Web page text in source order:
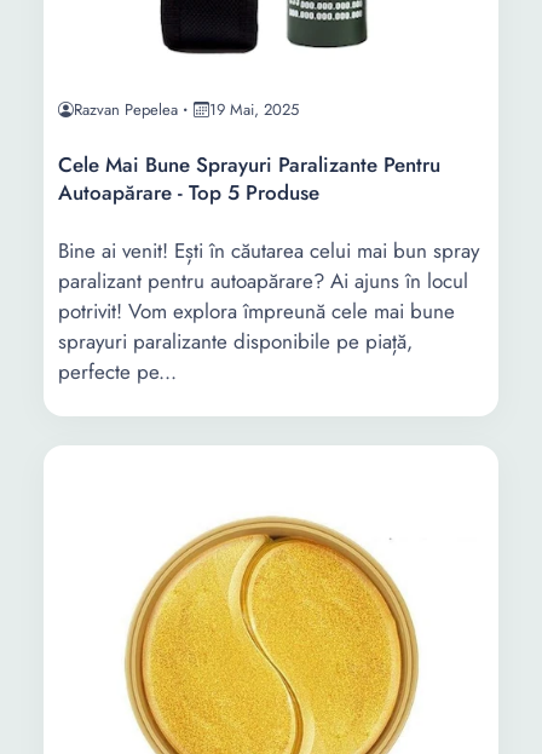
Razvan Pepelea 19 Mai, 2025
Cele Mai Bune Sprayuri Paralizante Pentru
Autoapărare - Top 5 Produse
Bine ai venit! Ești în căutarea celui mai bun spray
paralizant pentru autoapărare? Ai ajuns în locul
potrivit! Vom explora împreună cele mai bune
sprayuri paralizante disponibile pe piață,
perfecte pe...